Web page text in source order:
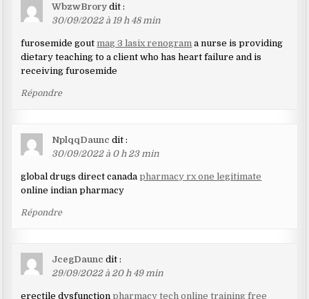
WbzwBrory dit :
30/09/2022 à 19 h 48 min
furosemide gout mag 3 lasix renogram a nurse is providing
dietary teaching to a client who has heart failure and is
receiving furosemide
Répondre
NplqqDaunc dit :
30/09/2022 à 0 h 23 min
global drugs direct canadapharmacy rx one legitimate
online indian pharmacy
Répondre
JcegDaunc dit :
29/09/2022 à 20 h 49 min
erectile dysfunctionpharmacy tech online training free